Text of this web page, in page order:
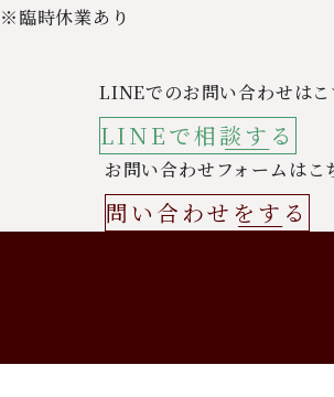
※臨時休業あり
LINEでのお問い合わせはこ
LINEで相談する
お問い合わせフォームはこ
問い合わせをする